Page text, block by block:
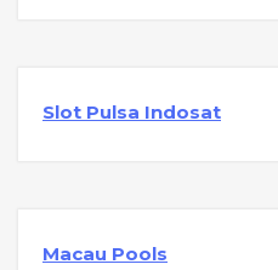
Slot Pulsa Indosat
Macau Pools